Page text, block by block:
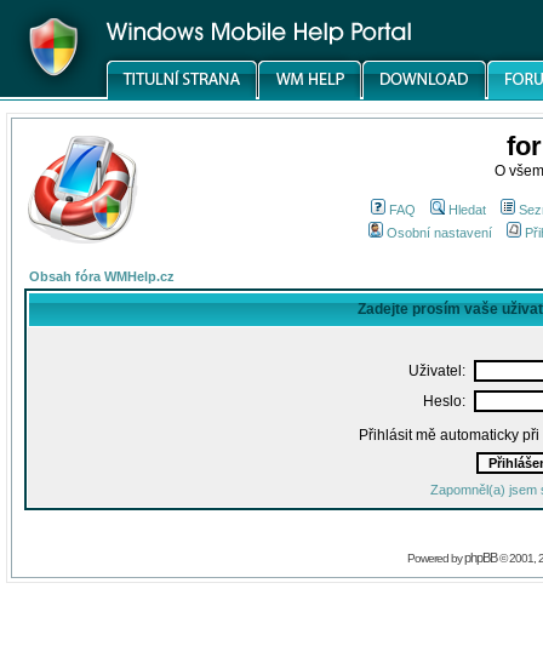
O
FAQ Hledat
Osobní nastavení
Obsah fóra WMHelp.cz
Zadejte prosím vaše
Uživatel:
Heslo:
Přihlásit mě automaticky
Zapomněl(a) jsem
Powered byphpBB© 2001,